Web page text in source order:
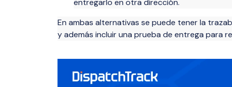
entregarlo en otra dirección.
En ambas alternativas se puede tener la
y además incluir una prueba de entrega para